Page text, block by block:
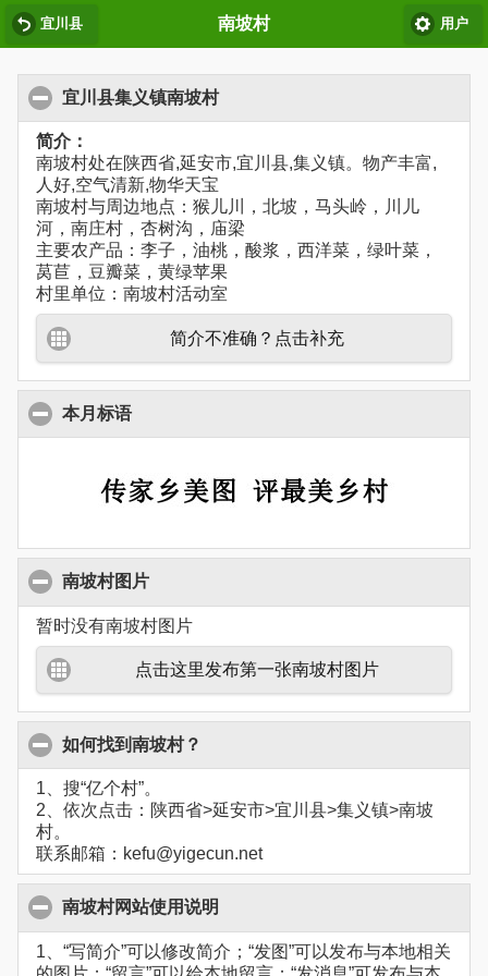
宜川县 南坡村 用户
宜川县集义镇南坡村
简介：
南坡村处在陕西省,延安市,宜川县,集义镇。物产丰富,
人好,空气清新,物华天宝
南坡村与周边地点：猴儿川，北坡，马头岭，川儿
河，南庄村，杏树沟，庙梁
主要农产品：李子，油桃，酸浆，西洋菜，绿叶菜，
莴苣，豆瓣菜，黄绿苹果
村里单位：南坡村活动室
简介不准确？点击补充
本月标语
南坡村图片
暂时没有南坡村图片
点击这里发布第一张南坡村图片
如何找到南坡村？
1、搜“亿个村”。
2、依次点击：陕西省>延安市>宜川县>集义镇>南坡
村。
联系邮箱：kefu@yigecun.net
南坡村网站使用说明
1、“写简介”可以修改简介；“发图”可以发布与本地相关